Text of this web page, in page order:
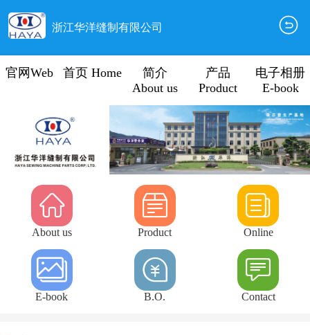
浙江华洋缝制有限公司
官网Web 首页 Home
简介
About us
产品
Product
电子相册
E-book
About us Product Online
E-book B.O. Contact